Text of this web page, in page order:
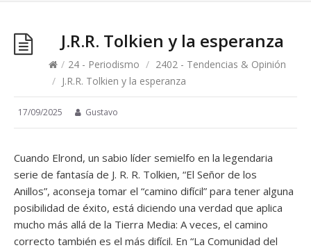
J.R.R. Tolkien y la esperanza
/ 24 - Periodismo / 2402 - Tendencias & Opinión
/ J.R.R. Tolkien y la esperanza
17/09/2025 Gustavo
Cuando Elrond, un sabio líder semielfo en la legendaria
serie de fantasía de J. R. R. Tolkien, “El Señor de los
Anillos”, aconseja tomar el “camino difícil” para tener alguna
posibilidad de éxito, está diciendo una verdad que aplica
mucho más allá de la Tierra Media: A veces, el camino
correcto también es el más difícil. En “La Comunidad del